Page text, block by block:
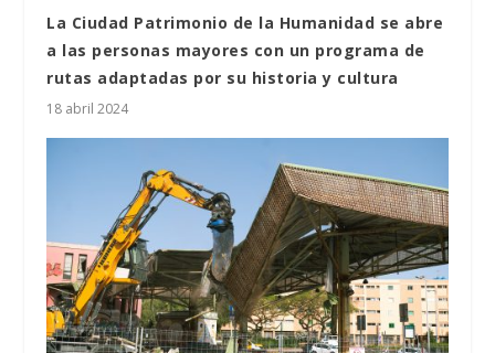
La Ciudad Patrimonio de la Humanidad se abre
a las personas mayores con un programa de
rutas adaptadas por su historia y cultura
18 abril 2024